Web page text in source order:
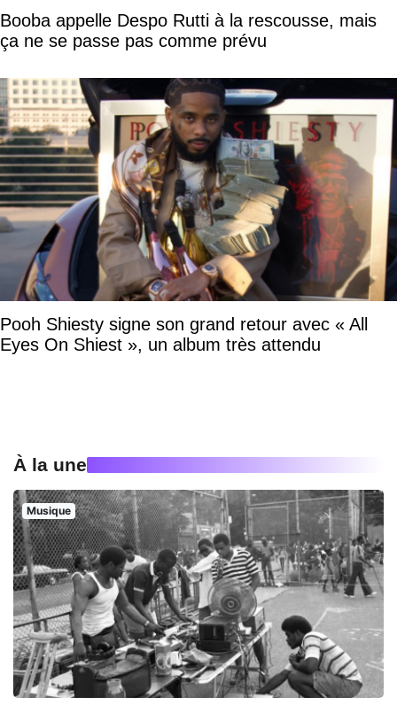
Booba appelle Despo Rutti à la rescousse, mais
ça ne se passe pas comme prévu
Pooh Shiesty signe son grand retour avec « All
Eyes On Shiest », un album très attendu
À la une
Musique